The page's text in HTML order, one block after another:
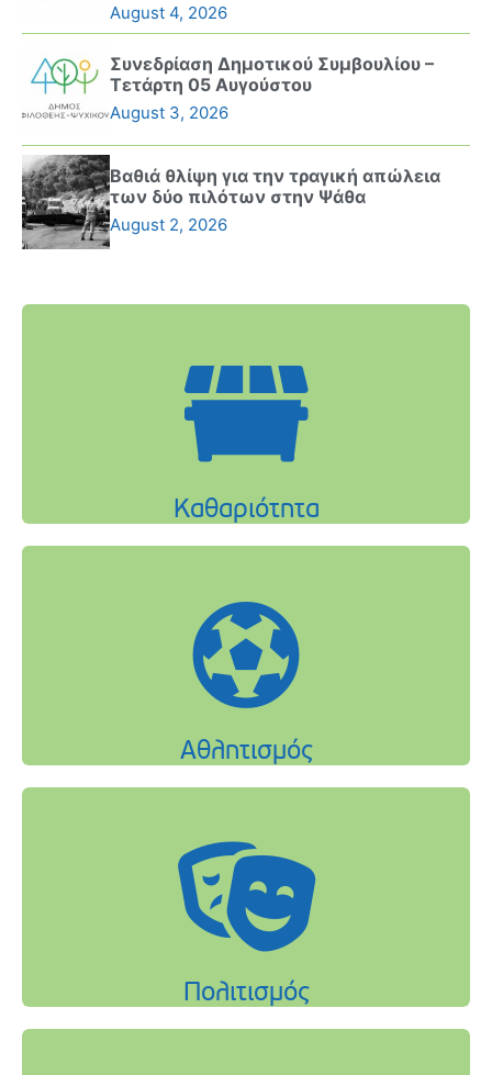
August 4, 2026
Συνεδρίαση Δημοτικού Συμβουλίου –
Τετάρτη 05 Αυγούστου
August 3, 2026
Βαθιά θλίψη για την τραγική απώλεια
των δύο πιλότων στην Ψάθα
August 2, 2026